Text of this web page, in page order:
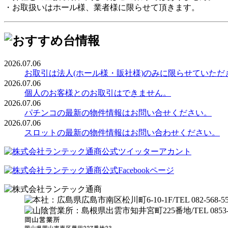
・お取扱いはホール様、業者様に限らせて頂きます。
2026.07.06
お取引は法人(ホール様・販社様)のみに限らせていただ
2026.07.06
個人のお客様とのお取引はできません。
2026.07.06
パチンコの最新の物件情報はお問い合せください。
2026.07.06
スロットの最新の物件情報はお問い合わせください。